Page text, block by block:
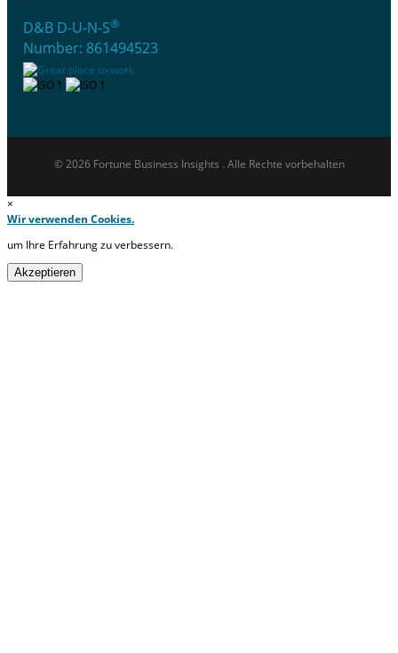
D&B D-U-N-S®
Number: 861494523
© 2026 Fortune Business Insights . Alle Rechte vorbehalten
×
Wir verwenden Cookies.
um Ihre Erfahrung zu verbessern.
Akzeptieren